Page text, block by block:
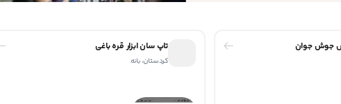
جوش جوان تاپ سان ابزار قره باغی
کردستان، بانه